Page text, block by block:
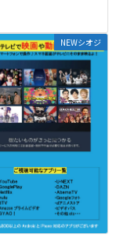
NEWシオジ